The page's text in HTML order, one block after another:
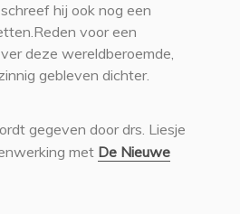
hij ook nog een
voor een
deze wereldberoemde,
gebleven dichter.
gegeven door drs. Liesje
met De Nieuwe